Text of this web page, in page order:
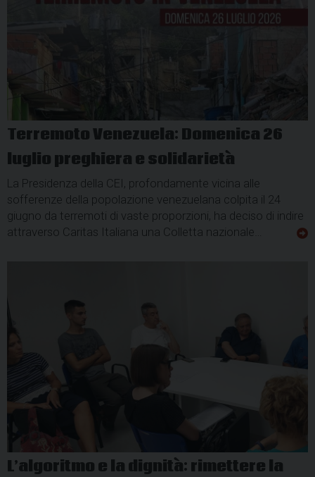
Terremoto Venezuela: Domenica 26
luglio preghiera e solidarietà
La Presidenza della CEI, profondamente vicina alle
sofferenze della popolazione venezuelana colpita il 24
giugno da terremoti di vaste proporzioni, ha deciso di indire
attraverso Caritas Italiana una Colletta nazionale…
L’algoritmo e la dignità: rimettere la